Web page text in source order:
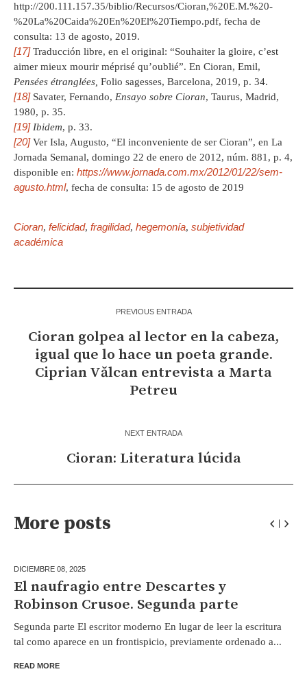
http://200.111.157.35/biblio/Recursos/Cioran,%20E.M.%20-
%20La%20Caida%20En%20El%20Tiempo.pdf, fecha de
consulta: 13 de agosto, 2019.
[17]Traducción libre, en el original: “Souhaiter la gloire, c’est
aimer mieux mourir méprisé qu’oublié”. En Cioran, Emil,
Pensées étranglées, Folio sagesses, Barcelona, 2019, p. 34.
[18]Savater, Fernando, Ensayo sobre Cioran, Taurus, Madrid,
1980, p. 35.
[19] Ibidem, p. 33.
[20]Ver Isla, Augusto, “El inconveniente de ser Cioran”, en La
Jornada Semanal, domingo 22 de enero de 2012, núm. 881, p. 4,
disponible en: https://www.jornada.com.mx/2012/01/22/sem-
agusto.html, fecha de consulta: 15 de agosto de 2019
Cioran, felicidad, fragilidad, hegemonía, subjetividad
académica
PREVIOUS ENTRADA
Cioran golpea al lector en la cabeza,
igual que lo hace un poeta grande.
Ciprian Vălcan entrevista a Marta
Petreu
NEXT ENTRADA
Cioran: Literatura lúcida
More posts
DICIEMBRE 08, 2025
El naufragio entre Descartes y
Robinson Crusoe. Segunda parte
Segunda parte El escritor moderno En lugar de leer la escritura
tal como aparece en un frontispicio, previamente ordenado a...
READ MORE